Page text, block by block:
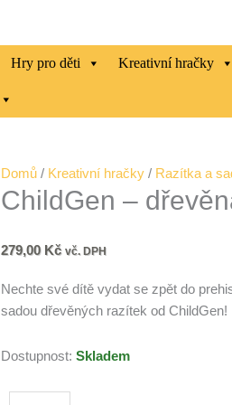
Hry pro děti Kreativní hračky
Domů / Kreativní hračky / Razítka a
ChildGen –
279,00 Kč vč. DPH
Nechte své dítě vydat se zpět do
sadou dřevěných razítek od ChildGen!
Dostupnost: Skladem
ChildGen
-
DINOSAUŘI
množství